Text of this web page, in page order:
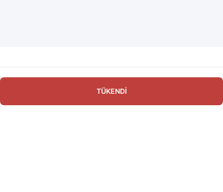
TÜKENDİ